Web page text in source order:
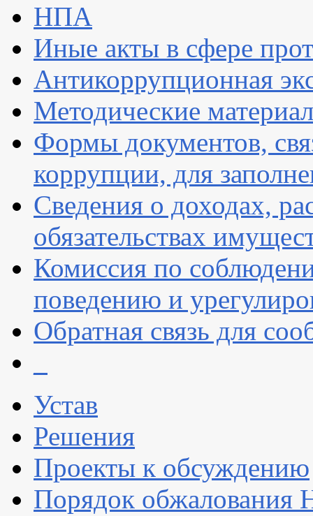
НПА
Иные акты в сфере
Антикоррупционная
Методические
Формы документов,
коррупции, для
Сведения о доходах,
обязательствах
Комиссия по
поведению и
Обратная связь для
Устав
Решения
Проекты к обсуждению
Порядок